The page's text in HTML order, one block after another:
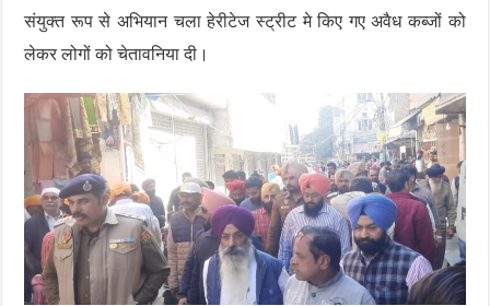
संयुक्त रूप से अभियान चला हेरीटेज स्ट्रीट मे किए गए अवैध कब्जों को
लेकर लोगों को चेतावनिया दी।